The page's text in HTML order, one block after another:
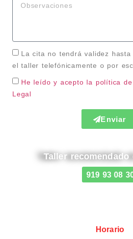
La cita no tendrá validez
el taller telefónicamente o por
He leído y acepto la política
Legal
Enviar
Taller recomendado
919 93 08
Horario